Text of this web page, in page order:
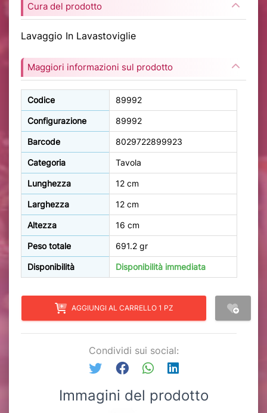
Cura del prodotto
Lavaggio In Lavastoviglie
Maggiori informazioni sul prodotto
Codice 89992
Configurazione 89992
Barcode 8029722899923
Categoria Tavola
Lunghezza 12 cm
Larghezza 12 cm
Altezza 16 cm
Peso totale 691.2 gr
Disponibilità Disponibilità immediata
AGGIUNGI AL CARRELLO 1 PZ
Condividi sui social:
Immagini del prodotto